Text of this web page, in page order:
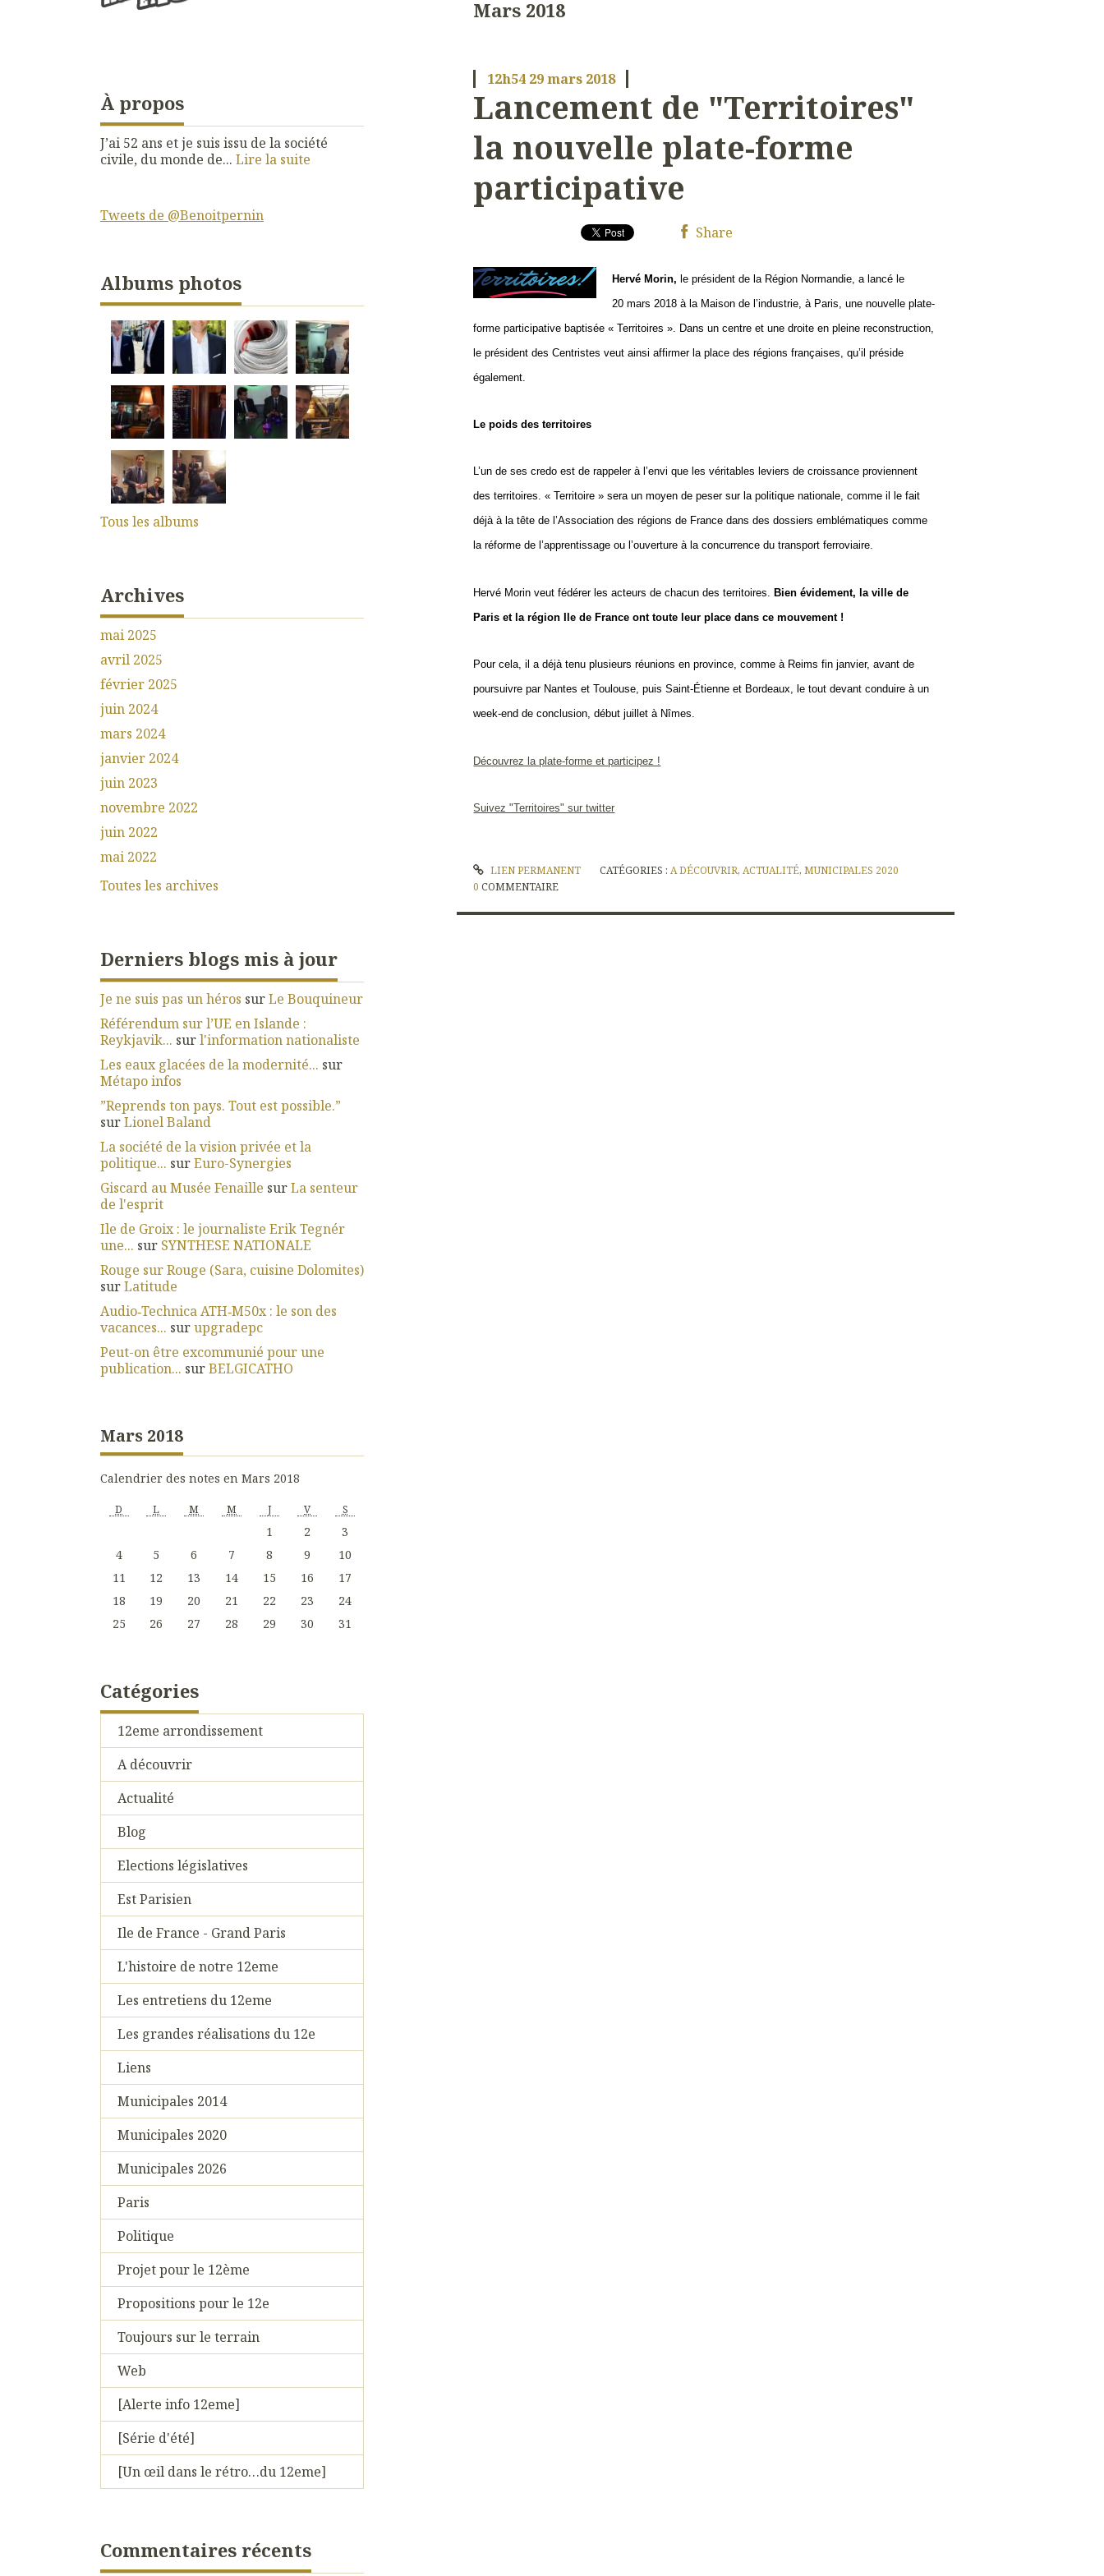
À propos
J’ai 52 ans et je suis issu de la société
civile, du monde de... Lire la suite
Tweets de @Benoitpernin
Albums photos
Tous les albums
Archives
mai 2025
avril 2025
février 2025
juin 2024
mars 2024
janvier 2024
juin 2023
novembre 2022
juin 2022
mai 2022
Toutes les archives
Derniers blogs mis à jour
Je ne suis pas un héros surLe Bouquineur
Référendum sur l’UE en Islande :
Reykjavik... surl'information nationaliste
Les eaux glacées de la modernité... sur
Métapo infos
”Reprends ton pays. Tout est possible.”
surLionel Baland
La société de la vision privée et la
politique... surEuro-Synergies
Giscard au Musée Fenaille surLa senteur
de l'esprit
Ile de Groix : le journaliste Erik Tegnér
une... sur SYNTHESE NATIONALE
Rouge sur Rouge (Sara, cuisine Dolomites)
surLatitude
Audio‑Technica ATH‑M50x : le son des
vacances... surupgradepc
Peut-on être excommunié pour une
publication... surBELGICATHO
Mars 2018
Calendrier des notes en Mars 2018
D L M M J V S
1 2
3
4
5 6 7 8 9
10
11
12 13 14 15 16
17
18
19 20 21 22 23
24
25
26 27 28 29 30 31
Catégories
12eme arrondissement
A découvrir
Actualité
Blog
Elections législatives
Est Parisien
Ile de France - Grand Paris
L'histoire de notre 12eme
Les entretiens du 12eme
Les grandes réalisations du 12e
Liens
Municipales 2014
Municipales 2020
Municipales 2026
Paris
Politique
Projet pour le 12ème
Propositions pour le 12e
Toujours sur le terrain
Web
[Alerte info 12eme]
[Série d'été]
[Un œil dans le rétro…du 12eme]
Commentaires récents
Mars 2018
12h54 29mars 2018
Lancement de "Territoires"
la nouvelle plate-forme
participative
Share
Hervé Morin, le président de la Région Normandie, a lancé le
20 mars 2018 à la Maison de l’industrie, à Paris, une nouvelle plate-
forme participative baptisée « Territoires ». Dans un centre et une droite en pleine reconstruction,
le président des Centristes veut ainsi affirmer la place des régions françaises, qu’il préside
également.
Le poids des territoires
L’un de ses credo est de rappeler à l’envi que les véritables leviers de croissance proviennent
des territoires. « Territoire » sera un moyen de peser sur la politique nationale, comme il le fait
déjà à la tête de l’Association des régions de France dans des dossiers emblématiques comme
la réforme de l’apprentissage ou l’ouverture à la concurrence du transport ferroviaire.
Hervé Morin veut fédérer les acteurs de chacun des territoires.
Bien évidement, la ville de
Paris et la région Ile de France ont toute leur place dans ce mouvement !
Pour cela, il a déjà tenu plusieurs réunions en province, comme à Reims fin janvier, avant de
poursuivre par Nantes et Toulouse, puis Saint-Étienne et Bordeaux, le tout devant conduire à un
week-end de conclusion, début juillet à Nîmes.
Découvrez la plate-forme et participez !
Suivez "Territoires" sur twitter
LIEN PERMANENT CATÉGORIES : A DÉCOUVRIR, ACTUALITÉ, MUNICIPALES 2020
0 COMMENTAIRE